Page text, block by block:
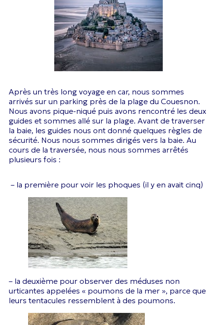
Après un très long voyage en car, nous sommes
arrivés sur un parking près de la plage du Couesnon.
Nous avons pique-niqué puis avons rencontré les deux
guides et sommes allé sur la plage. Avant de traverser
la baie, les guides nous ont donné quelques règles de
sécurité. Nous nous sommes dirigés vers la baie. Au
cours de la traversée, nous nous sommes arrêtés
plusieurs fois :
– la première pour voir les phoques (il y en avait cinq)
– la deuxième pour observer des méduses non
urticantes appelées « poumons de la mer », parce que
leurs tentacules ressemblent à des poumons.